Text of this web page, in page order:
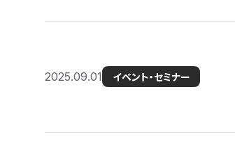
2025.09.01 イベント・セミナー